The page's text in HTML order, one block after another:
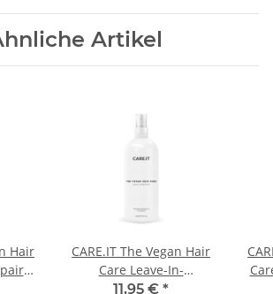
Artikel
Hair
CARE.IT The Vegan Hair
Care Leave-In-
Conditioner 400ml
11,95 € *